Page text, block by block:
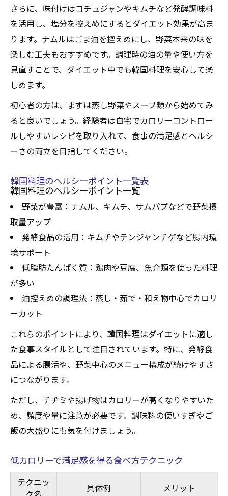
さらに、味付けはコチュジャンやキムチなど発酵調味料
を活用し、塩分を控えめにするとダイエット効果が高ま
ります。ナムルはごま油を控えめにし、野菜本来の味を
楽しむ工夫もおすすめです。調理時の油の量や使い方を
見直すことで、ダイエット中でも韓国料理を安心して楽
しめます。
初心者の方は、まずは蒸し野菜やスープ類から始めてみ
ると良いでしょう。経験者は自宅でカロリーコントロー
ルしやすいレシピを取り入れて、食事の満足感とヘルシ
ーさの両立を目指してください。
韓国料理のヘルシーポイント一覧表
韓国料理のヘルシーポイント一覧
野菜が豊富：ナムル、キムチ、サムパプなどで野菜摂
取量アップ
発酵食品の活用：キムチやテンジャンチゲなど腸内環
境サポート
低脂肪たんぱく質：鶏肉や豆腐、魚介類を使った料理
が多い
油控えめの調理法：蒸し・茹で・和え物中心でカロリ
ーカット
これらのポイントにより、韓国料理はダイエットに適し
た食事スタイルとして注目されています。特に、発酵食
品による腸活や、野菜中心のメニュー構成が続けやすさ
につながります。
ただし、チヂミや揚げ物はカロリーが高くなりやすいた
め、頻度や量に注意が必要です。調味料の使いすぎやご
飯の大盛りにも気を付けましょう。
低カロリーで満足感を得る食べ方テクニック
テクニッ
具体例 メリット